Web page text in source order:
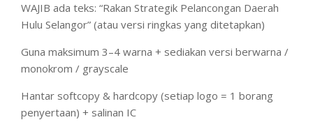
WAJIB ada teks: “Rakan Strategik Pelancongan Daerah
Hulu Selangor” (atau versi ringkas yang ditetapkan)
Guna maksimum 3–4 warna + sediakan versi berwarna /
monokrom / grayscale
Hantar softcopy & hardcopy (setiap logo = 1 borang
penyertaan) + salinan IC